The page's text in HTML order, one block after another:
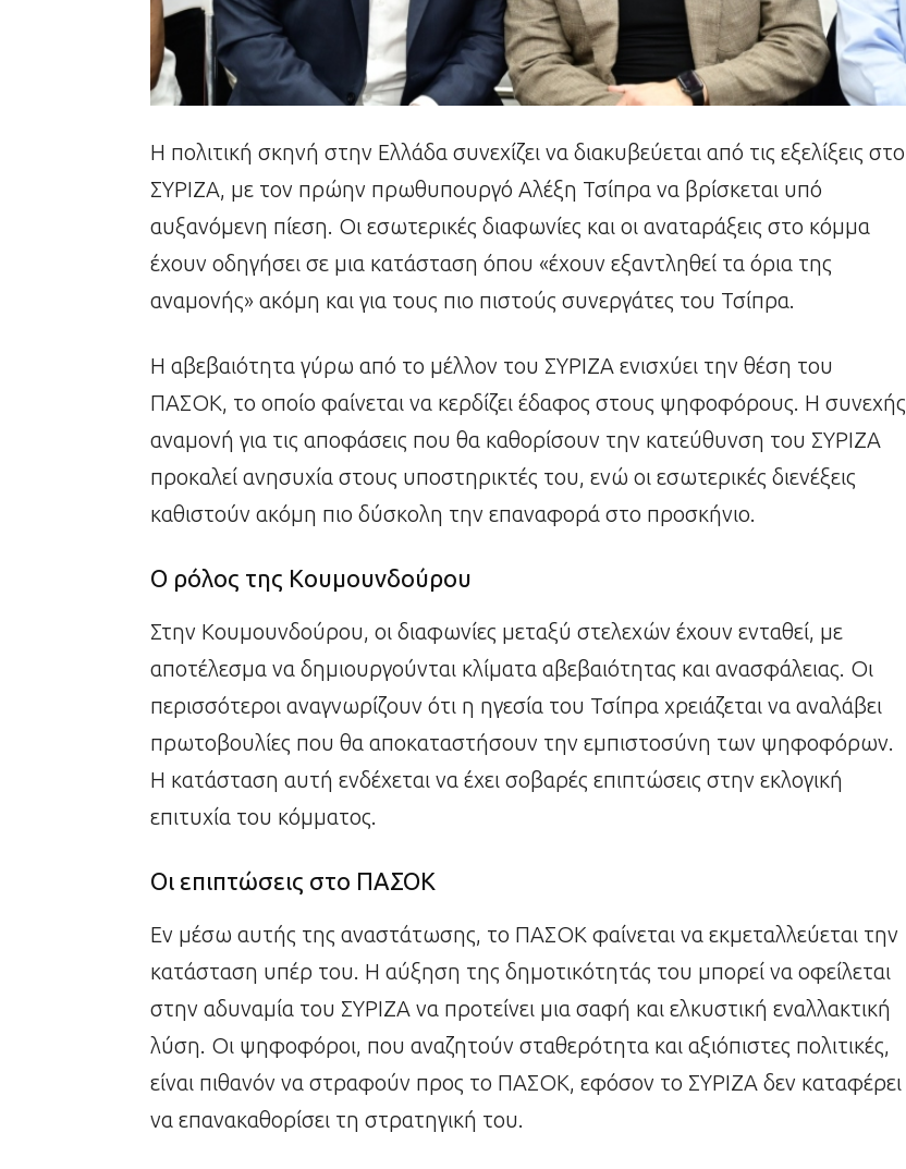
Η πολιτική σκηνή στην Ελλάδα συνεχίζει να διακυβεύεται από τις εξελίξεις στο
ΣΥΡΙΖΑ, με τον πρώην πρωθυπουργό Αλέξη Τσίπρα να βρίσκεται υπό
αυξανόμενη πίεση. Οι εσωτερικές διαφωνίες και οι αναταράξεις στο κόμμα
έχουν οδηγήσει σε μια κατάσταση όπου «έχουν εξαντληθεί τα όρια της
αναμονής» ακόμη και για τους πιο πιστούς συνεργάτες του Τσίπρα.
Η αβεβαιότητα γύρω από το μέλλον του ΣΥΡΙΖΑ ενισχύει την θέση του
ΠΑΣΟΚ, το οποίο φαίνεται να κερδίζει έδαφος στους ψηφοφόρους. Η συνεχής
αναμονή για τις αποφάσεις που θα καθορίσουν την κατεύθυνση του ΣΥΡΙΖΑ
προκαλεί ανησυχία στους υποστηρικτές του, ενώ οι εσωτερικές διενέξεις
καθιστούν ακόμη πιο δύσκολη την επαναφορά στο προσκήνιο.
Ο ρόλος της Κουμουνδούρου
Στην Κουμουνδούρου, οι διαφωνίες μεταξύ στελεχών έχουν ενταθεί, με
αποτέλεσμα να δημιουργούνται κλίματα αβεβαιότητας και ανασφάλειας. Οι
περισσότεροι αναγνωρίζουν ότι η ηγεσία του Τσίπρα χρειάζεται να αναλάβει
πρωτοβουλίες που θα αποκαταστήσουν την εμπιστοσύνη των ψηφοφόρων.
Η κατάσταση αυτή ενδέχεται να έχει σοβαρές επιπτώσεις στην εκλογική
επιτυχία του κόμματος.
Οι επιπτώσεις στο ΠΑΣΟΚ
Εν μέσω αυτής της αναστάτωσης, το ΠΑΣΟΚ φαίνεται να εκμεταλλεύεται την
κατάσταση υπέρ του. Η αύξηση της δημοτικότητάς του μπορεί να οφείλεται
στην αδυναμία του ΣΥΡΙΖΑ να προτείνει μια σαφή και ελκυστική εναλλακτική
λύση. Οι ψηφοφόροι, που αναζητούν σταθερότητα και αξιόπιστες πολιτικές,
είναι πιθανόν να στραφούν προς το ΠΑΣΟΚ, εφόσον το ΣΥΡΙΖΑ δεν καταφέρει
να επανακαθορίσει τη στρατηγική του.